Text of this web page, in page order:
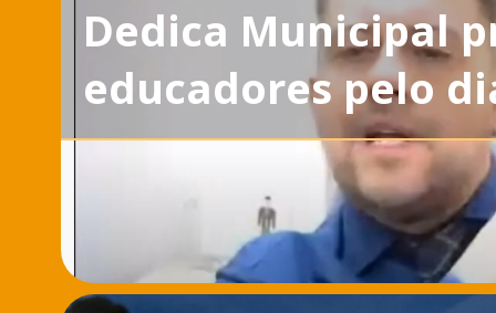
Dedica Municipal
educadores pelo